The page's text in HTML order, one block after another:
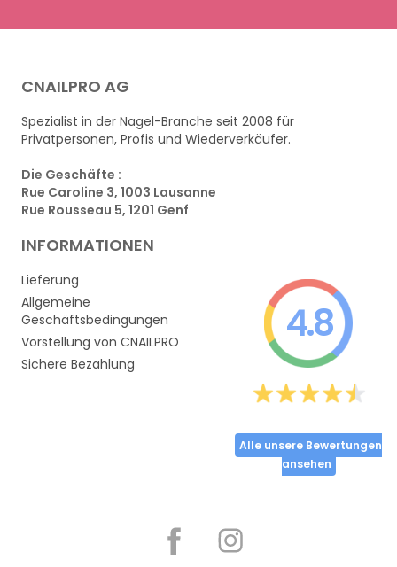
CNAILPRO AG
Spezialist in der Nagel-Branche seit 2008 für
Privatpersonen, Profis und Wiederverkäufer.
Die Geschäfte :
Rue Caroline 3, 1003 Lausanne
Rue Rousseau 5, 1201 Genf
INFORMATIONEN
Lieferung
Allgemeine
Geschäftsbedingungen
Vorstellung von CNAILPRO
Sichere Bezahlung
4.8
Alle unsere Bewertungen
ansehen